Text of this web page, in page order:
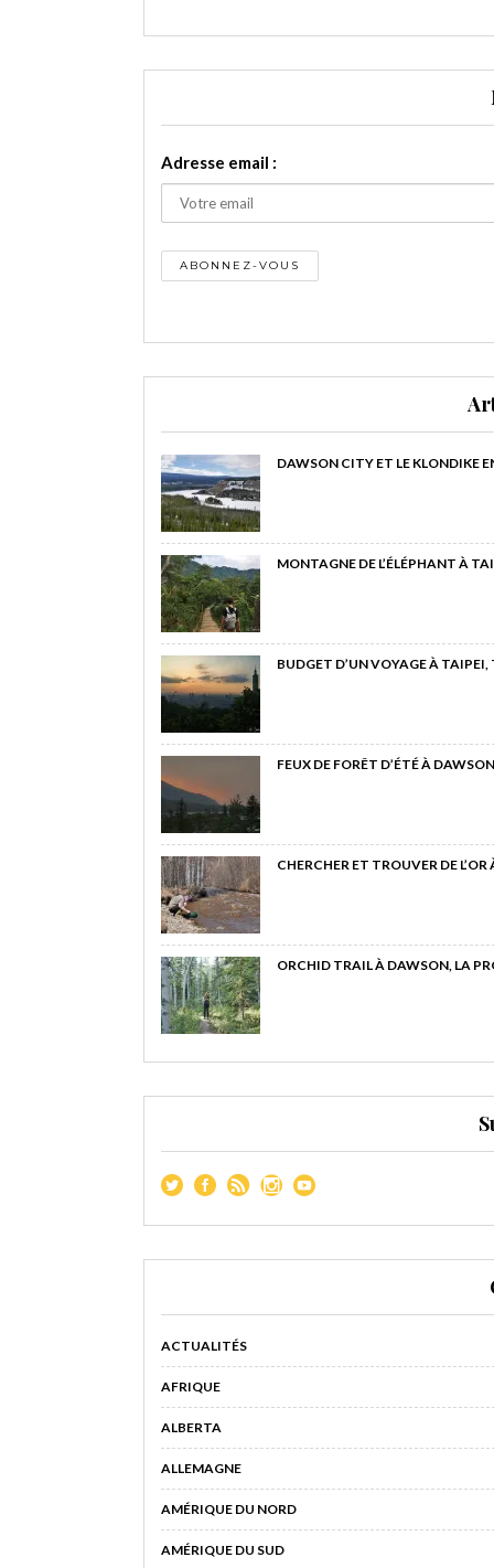
Adresse email :
DAWSON CITY ET LE KLONDIKE
MONTAGNE DE L’ÉLÉPHANT À
BUDGET D’UN VOYAGE À
FEUX DE FORÊT D’ÉTÉ À
CHERCHER ET TROUVER DE
ORCHID TRAIL À DAWSON, LA
ACTUALITÉS
AFRIQUE
ALBERTA
ALLEMAGNE
AMÉRIQUE DU NORD
AMÉRIQUE DU SUD